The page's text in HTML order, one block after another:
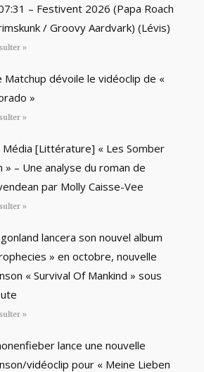
– Festivent 2026 (Papa Roach
/ Groovy Aardvark) (Lévis)
»
Matchup dévoile le vidéoclip de «
»
»
Média [Littérature] « Les Somber
» – Une analyse du roman de
par Molly Caisse-Vee
»
lancera son nouvel album
» en octobre, nouvelle
« Survival Of Mankind » sous
»
lance une nouvelle
vidéoclip pour « Meine Lieben